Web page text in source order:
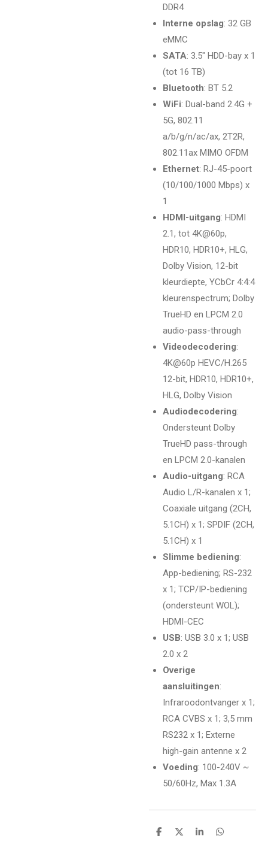
DDR4
Interne opslag: 32 GB
eMMC
SATA: 3.5" HDD-bay x 1
(tot 16 TB)
Bluetooth: BT 5.2
WiFi: Dual-band 2.4G +
5G, 802.11
a/b/g/n/ac/ax, 2T2R,
802.11ax MIMO OFDM
Ethernet: RJ-45-poort
(10/100/1000 Mbps) x
1
HDMI-uitgang: HDMI
2.1, tot 4K@60p,
HDR10, HDR10+, HLG,
Dolby Vision, 12-bit
kleurdiepte, YCbCr 4:4:4
kleurenspectrum; Dolby
TrueHD en LPCM 2.0
audio-pass-through
Videodecodering:
4K@60p HEVC/H.265
12-bit, HDR10, HDR10+,
HLG, Dolby Vision
Audiodecodering:
Ondersteunt Dolby
TrueHD pass-through
en LPCM 2.0-kanalen
Audio-uitgang: RCA
Audio L/R-kanalen x 1;
Coaxiale uitgang (2CH,
5.1CH) x 1; SPDIF (2CH,
5.1CH) x 1
Slimme bediening:
App-bediening; RS-232
x 1; TCP/IP-bediening
(ondersteunt WOL);
HDMI-CEC
USB: USB 3.0 x 1; USB
2.0 x 2
Overige
aansluitingen:
Infraroodontvanger x 1;
RCA CVBS x 1; 3,5 mm
RS232 x 1; Externe
high-gain antenne x 2
Voeding: 100-240V ~
50/60Hz, Max 1.3A
D
D
S
D